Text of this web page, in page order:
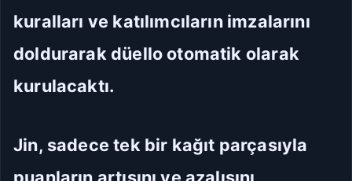
kuralları ve katılımcıların imzalarını
doldurarak düello otomatik olarak
kurulacaktı.
Jin, sadece tek bir kağıt parçasıyla